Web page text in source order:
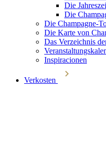
Die
Die
Die Champagne-
Die Karte von
Das Verzeichnis
Inspiracionen
Verkosten